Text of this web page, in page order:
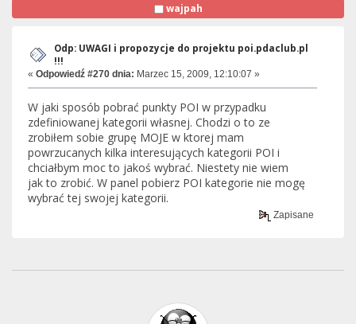
wajpah
Odp: UWAGI i propozycje do projektu poi.pdaclub.pl
!!!
« Odpowiedź #270 dnia: Marzec 15, 2009, 12:10:07 »
W jaki sposób pobrać punkty POI w przypadku
zdefiniowanej kategorii własnej. Chodzi o to ze
zrobiłem sobie grupę MOJE w ktorej mam
powrzucanych kilka interesujących kategorii POI i
chciałbym moc to jakoś wybrać. Niestety nie wiem
jak to zrobić. W panel pobierz POI kategorie nie mogę
wybrać tej swojej kategorii.
Zapisane